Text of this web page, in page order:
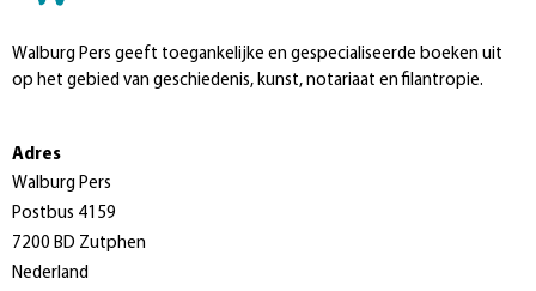
Walburg Pers geeft toegankelijke en gespecialiseerde boeken uit
op het gebied van geschiedenis, kunst, notariaat en filantropie.
Adres
Walburg Pers
Postbus 4159
7200 BD Zutphen
Nederland